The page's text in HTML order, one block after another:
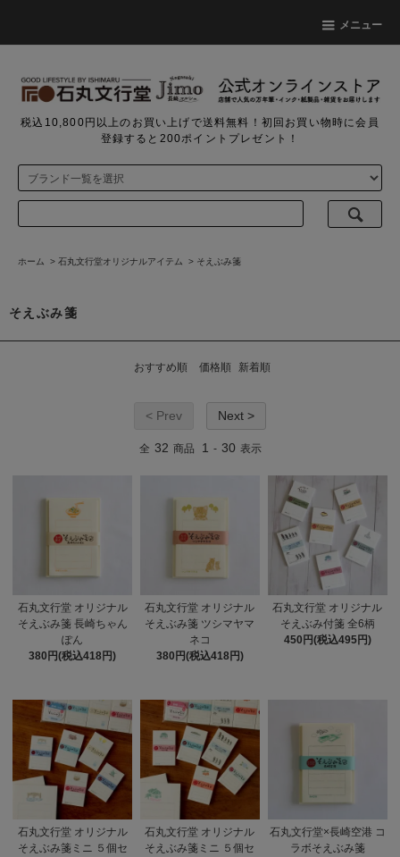
メニュー
税込10,800円以上のお買い上げで送料無料！初回お買い物時に会員
登録すると200ポイントプレゼント！
ホーム > 石丸文行堂オリジナルアイテム > そえぶみ箋
そえぶみ箋
おすすめ順 価格順 新着順
< Prev Next >
全 32 商品 1 - 30 表示
石丸文行堂 オリジナル
そえぶみ箋 長崎ちゃん
ぽん
380円(税込418円)
石丸文行堂 オリジナル
そえぶみ箋 ツシマヤマ
ネコ
380円(税込418円)
石丸文行堂 オリジナル
そえぶみ付箋 全6柄
450円(税込495円)
石丸文行堂 オリジナル
そえぶみ箋ミニ ５個セ
石丸文行堂 オリジナル
そえぶみ箋ミニ ５個セ
石丸文行堂×長崎空港 コ
ラボそえぶみ箋